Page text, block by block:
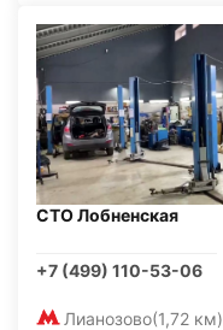
СТО Лобненская
+7 (499) 110-53-06
Лианозово(1,72 км)